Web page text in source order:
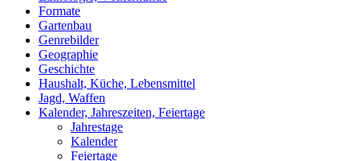
Formate
Gartenbau
Genrebilder
Geographie
Geschichte
Haushalt, Küche, Lebensmittel
Jagd, Waffen
Kalender, Jahreszeiten, Feiertage
Jahrestage
Kalender
Feiertage